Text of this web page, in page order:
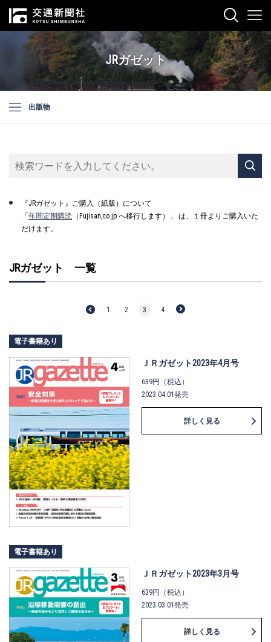
JRガゼット
出版物
『JRガゼット』ご購入（紙版）について
「 年間定期購読 （Fujisan,co.jp へ移行します）」 は、１冊よりご購入いた
だけます。
JRガゼット 一覧
1 2 3 4
電子書籍あり
ＪＲガゼット2023年4月号
639円（税込）
2023.04.01発売
詳しく見る
電子書籍あり
ＪＲガゼット2023年3月号
639円（税込）
2023.03.01発売
詳しく見る